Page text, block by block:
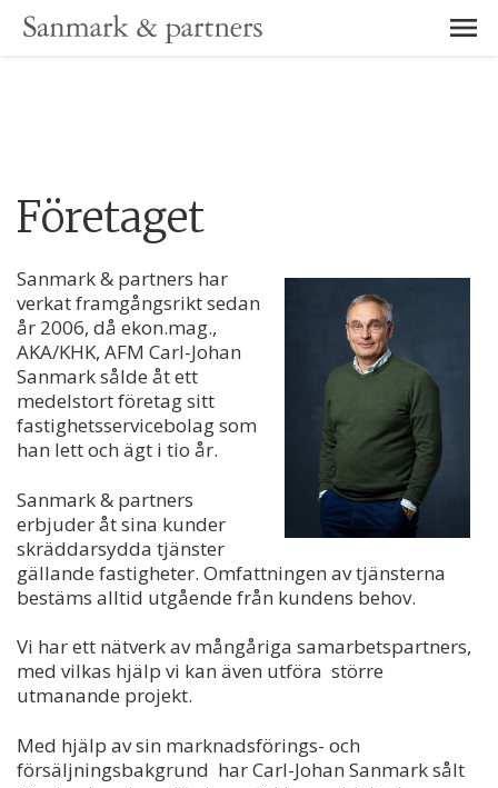
Företaget
Sanmark & partners har
verkat framgångsrikt sedan
år 2006, då ekon.mag.,
AKA/KHK, AFM Carl-Johan
Sanmark sålde åt ett
medelstort företag sitt
fastighetsservicebolag som
han lett och ägt i tio år.
Sanmark & partners
erbjuder åt sina kunder
skräddarsydda tjänster
gällande fastigheter. Omfattningen av tjänsterna
bestäms alltid utgående från kundens behov.
Vi har ett nätverk av mångåriga samarbetspartners,
med vilkas hjälp vi kan även utföra större
utmanande projekt.
Med hjälp av sin marknadsförings- och
försäljningsbakgrund har Carl-Johan Sanmark sålt